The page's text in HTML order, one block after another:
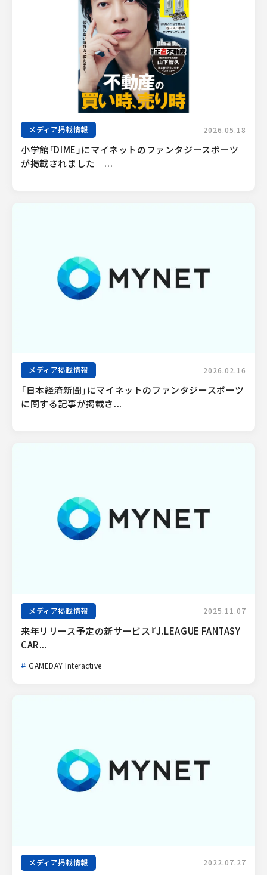
メディア掲載情報 2026.05.18
小学館「DIME」にマイネットのファンタジースポーツ
が掲載されました　...
メディア掲載情報 2026.02.16
「日本経済新聞」にマイネットのファンタジースポーツ
に関する記事が掲載さ...
メディア掲載情報 2025.11.07
来年リリース予定の新サービス『J.LEAGUE FANTASY
CAR...
GAMEDAY Interactive
メディア掲載情報 2022.07.27